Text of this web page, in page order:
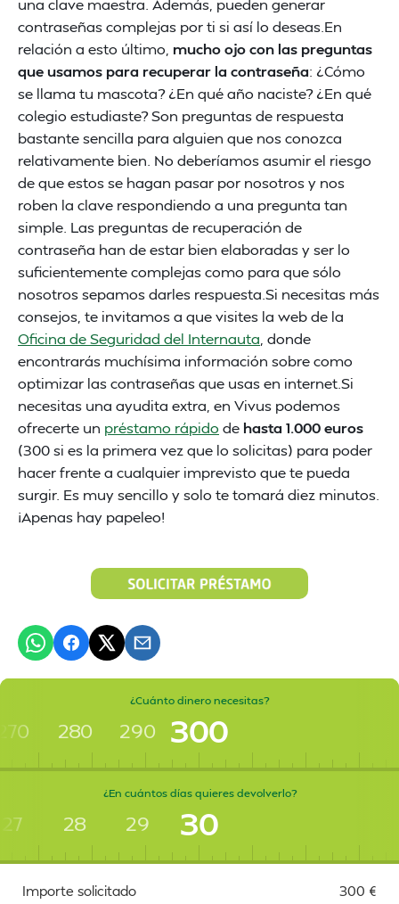
una clave maestra. Además, pueden generar
contraseñas complejas por ti si así lo deseas.En
relación a esto último, mucho ojo con las preguntas
que usamos para recuperar la contraseña: ¿Cómo
se llama tu mascota? ¿En qué año naciste? ¿En qué
colegio estudiaste? Son preguntas de respuesta
bastante sencilla para alguien que nos conozca
relativamente bien. No deberíamos asumir el riesgo
de que estos se hagan pasar por nosotros y nos
roben la clave respondiendo a una pregunta tan
simple. Las preguntas de recuperación de
contraseña han de estar bien elaboradas y ser lo
suficientemente complejas como para que sólo
nosotros sepamos darles respuesta.Si necesitas más
consejos, te invitamos a que visites la web de la
Oficina de Seguridad del Internauta, donde
encontrarás muchísima información sobre como
optimizar las contraseñas que usas en internet.Si
necesitas una ayudita extra, en Vivus podemos
ofrecerte un préstamo rápido de hasta 1.000 euros
(300 si es la primera vez que lo solicitas) para poder
hacer frente a cualquier imprevisto que te pueda
surgir. Es muy sencillo y solo te tomará diez minutos.
¡Apenas hay papeleo!
¿Cuánto dinero necesitas?
280 290 300
¿En cuántos días quieres devolverlo?
27 28 29 30
Importe solicitado 300 €